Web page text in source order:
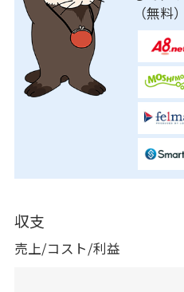
（無料）
収支
売上/コスト/利益